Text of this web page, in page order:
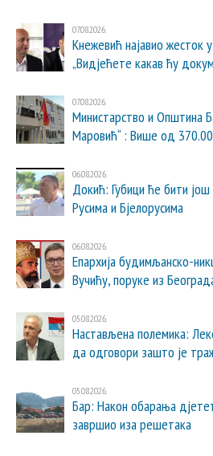
07.08.2026.
Кнежевић најавио жесток
„Видјећете какав ћу
07.08.2026.
Министарство и Општина
Маровић“ : Више од
06.08.2026.
Докић: Губици ће бити
Русима и Бјелорусима
06.08.2026.
Епархија будимљанско-
Вучићу, поруке из
05.08.2026.
Настављена полемика:
да одговори зашто је
05.08.2026.
Бар: Након обарања
завршио иза решетака